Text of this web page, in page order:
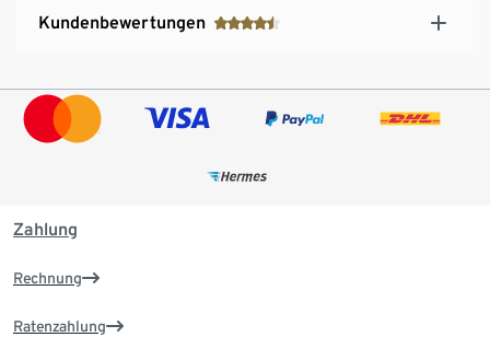
Kundenbewertungen
Zahlung
Rechnung
Ratenzahlung